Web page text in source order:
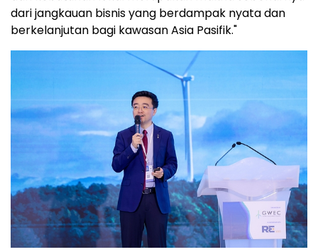
dari jangkauan bisnis yang berdampak nyata dan
berkelanjutan bagi kawasan Asia Pasifik."